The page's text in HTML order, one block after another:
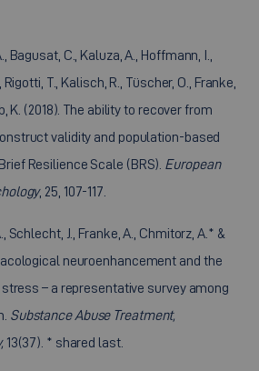
Bagusat, C., Kaluza, A., Hoffmann, I.,
T., Kalisch, R., Tüscher, O., Franke,
K. (2018). The ability to recover from
validity and population-based
Resilience Scale (BRS). European
, 25, 107-117.
Schlecht, J., Franke, A., Chmitorz, A.* &
neuroenhancement and the
– a representative survey among
Substance Abuse Treatment,
13(37). * shared last.